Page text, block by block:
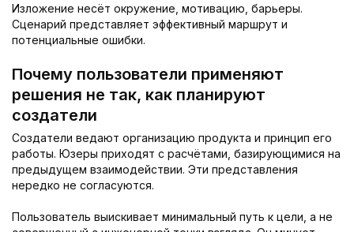
Изложение несёт окружение, мотивацию, барьеры.
Сценарий представляет эффективный маршрут и
потенциальные ошибки.
Почему пользователи применяют
решения не так, как планируют
создатели
Создатели ведают организацию продукта и принцип его
работы. Юзеры приходят с расчётами, базирующимися на
предыдущем взаимодействии. Эти представления
нередко не согласуются.
Пользователь выискивает минимальный путь к цели, а не